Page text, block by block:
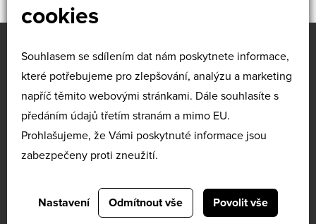
cookies
Souhlasem se sdílením dat nám poskytnete informace,
které potřebujeme pro zlepšování, analýzu a marketing
napříč těmito webovými stránkami. Dále souhlasíte s
předáním údajů třetím stranám a mimo EU.
Prohlašujeme, že Vámi poskytnuté informace jsou
zabezpečeny proti zneužití.
Nastavení Odmítnout vše Povolit vše
O NÁS
KURZY
NA MÍRU
KATALOG KURZŮ
SLUŽBY
REFERENCE
KONTAKTY
OSOBNÍCH ÚDAJŮ